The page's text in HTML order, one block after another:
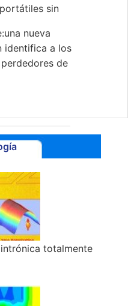
sin
nueva
identifica a los
de
totalmente